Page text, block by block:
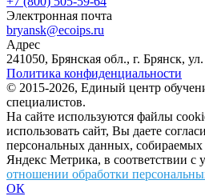
Электронная почта
bryansk@ecoips.ru
Адрес
241050, Брянская обл., г. Брянск,
Политика конфиденциальности
© 2015-2026, Единый центр
специалистов.
На сайте используются файлы
использовать сайт, Вы даете
персональных данных,
Яндекс Метрика, в соответствии с
отношении обработки
ОК